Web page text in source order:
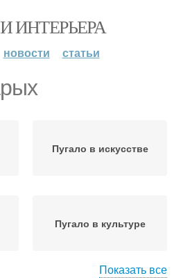
ИНТЕРЬЕРА
новости статьи
Пугало в искусстве
Пугало в культуре
Показать все